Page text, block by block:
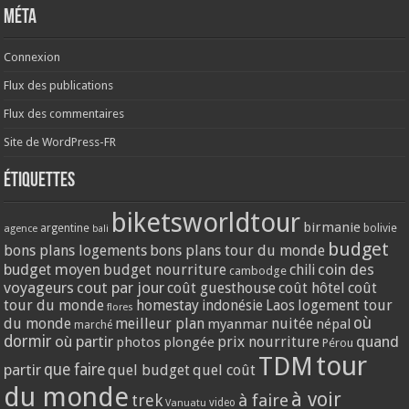
Méta
Connexion
Flux des publications
Flux des commentaires
Site de WordPress-FR
Étiquettes
agence argentine bali biketsworldtour birmanie bolivie
bons plans logements bons plans tour du monde budget
budget moyen budget nourriture cambodge chili coin des
voyageurs cout par jourcoût guesthouse coût hôtel coût
tour du monde flores homestay indonésie Laos logement tour
du monde marché meilleur plan myanmar nuitée népal où
dormir où partir photos plongée prix nourriture Pérou quand
partir que fairequel budgetquel coût TDM tour
du monde trek Vanuatu video à faire à voir